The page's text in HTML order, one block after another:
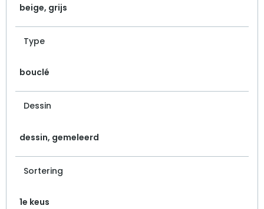
beige, grijs
Type
bouclé
Dessin
dessin, gemeleerd
Sortering
1e keus